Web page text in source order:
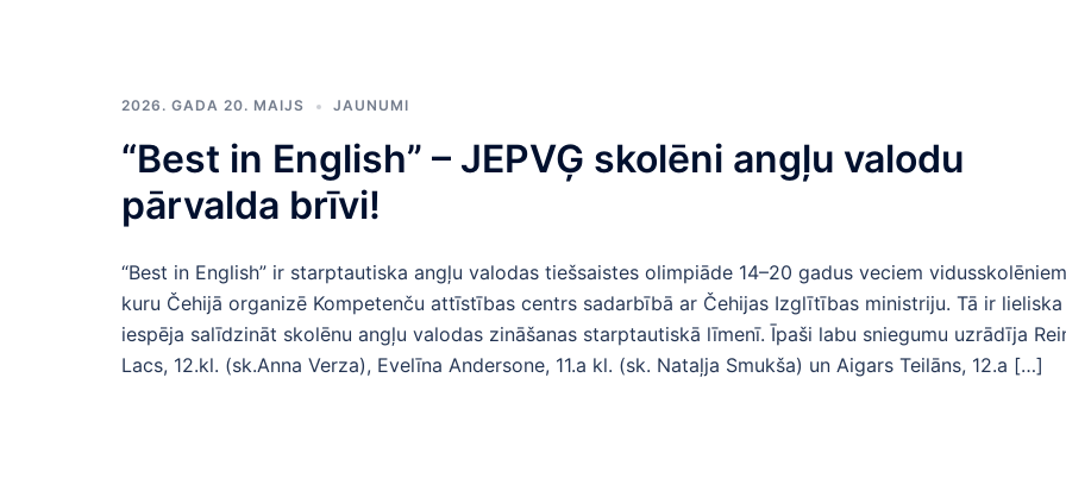
2026. GADA 20. MAIJS JAUNUMI
“Best in English” – JEPVĢ skolēni angļu valodu
pārvalda brīvi!
“Best in English” ir starptautiska angļu valodas tiešsaistes olimpiāde 14–20 gadus veciem
kuru Čehijā organizē Kompetenču attīstības centrs sadarbībā ar Čehijas Izglītības ministriju. Tā ir lieliska
iespēja salīdzināt skolēnu angļu valodas zināšanas starptautiskā līmenī. Īpaši labu sniegumu uzrādīja
Lacs, 12.kl. (sk.Anna Verza), Evelīna Andersone, 11.a kl. (sk. Nataļja Smukša) un Aigars Teilāns, 12.a […]